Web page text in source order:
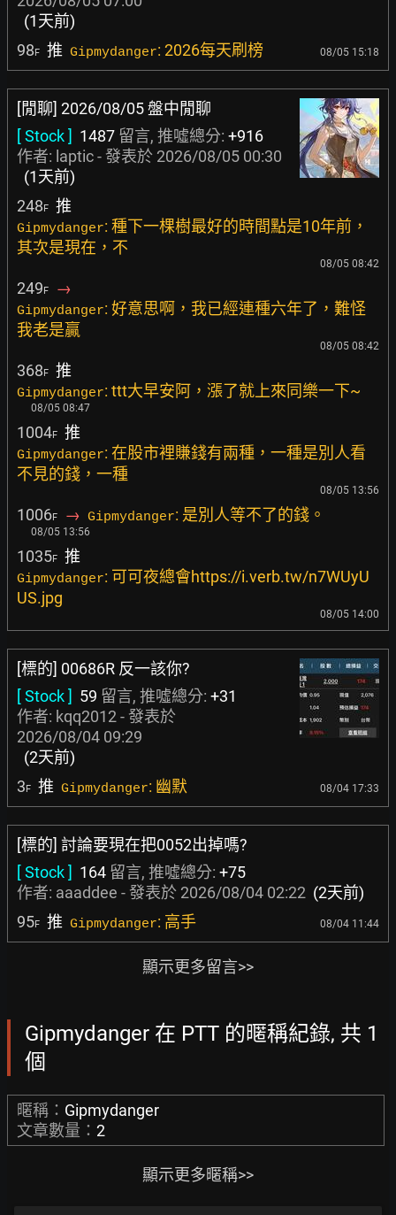
(1天前)
98F 推 Gipmydanger: 2026每天刷榜 08/05 15:18
[閒聊] 2026/08/05 盤中閒聊
[ Stock ] 1487 留言, 推噓總分: +916
作者: laptic- 發表於 2026/08/05 00:30
(1天前)
248F 推
Gipmydanger: 種下一棵樹最好的時間點是10年前，
其次是現在，不
08/05 08:42
249F →
Gipmydanger: 好意思啊，我已經連種六年了，難怪
我老是贏
08/05 08:42
368F 推
Gipmydanger: ttt大早安阿，漲了就上來同樂一下~
08/05 08:47
1004F 推
Gipmydanger: 在股市裡賺錢有兩種，一種是別人看
不見的錢，一種
08/05 13:56
1006F → Gipmydanger: 是別人等不了的錢。
08/05 13:56
1035F 推
Gipmydanger: 可可夜總會https://i.verb.tw/n7WUyU
US.jpg
08/05 14:00
[標的] 00686R 反一該你?
[ Stock ] 59 留言, 推噓總分: +31
作者: kqq2012 - 發表於
2026/08/04 09:29
(2天前)
3F 推 Gipmydanger: 幽默 08/04 17:33
[標的] 討論要現在把0052出掉嗎?
[ Stock ] 164 留言, 推噓總分: +75
作者: aaaddee - 發表於 2026/08/04 02:22 (2天前)
95F 推 Gipmydanger: 高手 08/04 11:44
顯示更多留言>>
Gipmydanger 在 PTT 的暱稱紀錄, 共 1
個
暱稱： Gipmydanger
文章數量： 2
顯示更多暱稱>>